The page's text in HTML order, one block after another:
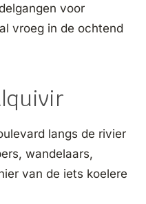
voor
vroeg in de ochtend
langs de rivier
wandelaars,
van de iets koelere